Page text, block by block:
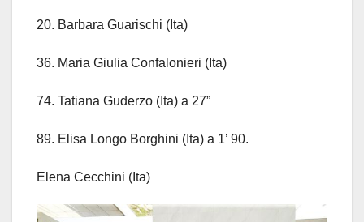
20. Barbara Guarischi (Ita)
36. Maria Giulia Confalonieri (Ita)
74. Tatiana Guderzo (Ita) a 27”
89. Elisa Longo Borghini (Ita) a 1’ 90.
Elena Cecchini (Ita)